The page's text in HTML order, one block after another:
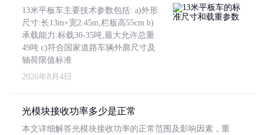
13米平板车主要技术参数包括: a)外形
尺寸:长13m×宽2.45m,栏板高55cm b)
承载能力:标载30-35吨,最大允许总重
49吨 c)符合国家道路车辆外廓尺寸及
轴荷限值标准
2026年8月4日
光模块接收功率多少是正常
本文详细解答光模块接收功率的正常范围及影响因素，重